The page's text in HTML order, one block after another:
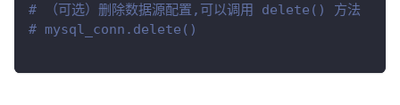
# （可选）删除数据源配置,可以调用 delete() 方法
# mysql_conn.delete()